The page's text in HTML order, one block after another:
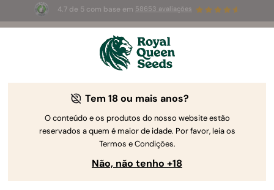
4.7 de 5 com base em 58653 avaliações
Summer Sales: até 50%
de desconto! ⏤
Autor da RQSJornalista e Copywriter de Canábis
Adam Parsons
notícias, cultura popular, CBD e
produtos
Tem 18 ou mais anos?
O conteúdo e os produtos do nosso website estão
reservados a quem é maior de idade. Por favor, leia os
Termos e Condições.
Não, não tenho +18